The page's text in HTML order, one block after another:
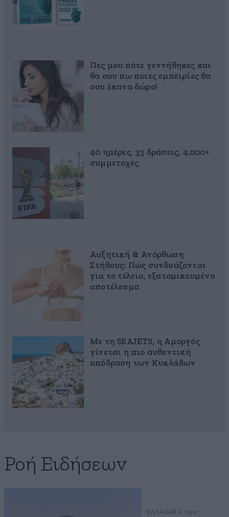
Πες μου πότε γεννήθηκες και
θα σου πω ποιες εμπειρίες θα
σου έκανα δώρο!
40 ημέρες, 33 δράσεις, 4.000+
συμμετοχές
Αυξητική & Ανόρθωση
Στήθους: Πώς συνδυάζονται
για το τέλειο, εξατομικευμένο
αποτέλεσμα
Με τη SEAJETS, η Αμοργός
γίνεται η πιο αυθεντική
απόδραση των Κυκλάδων
Ροή Ειδήσεων
ΕΛΛΑΔΑ8 λ. πριν